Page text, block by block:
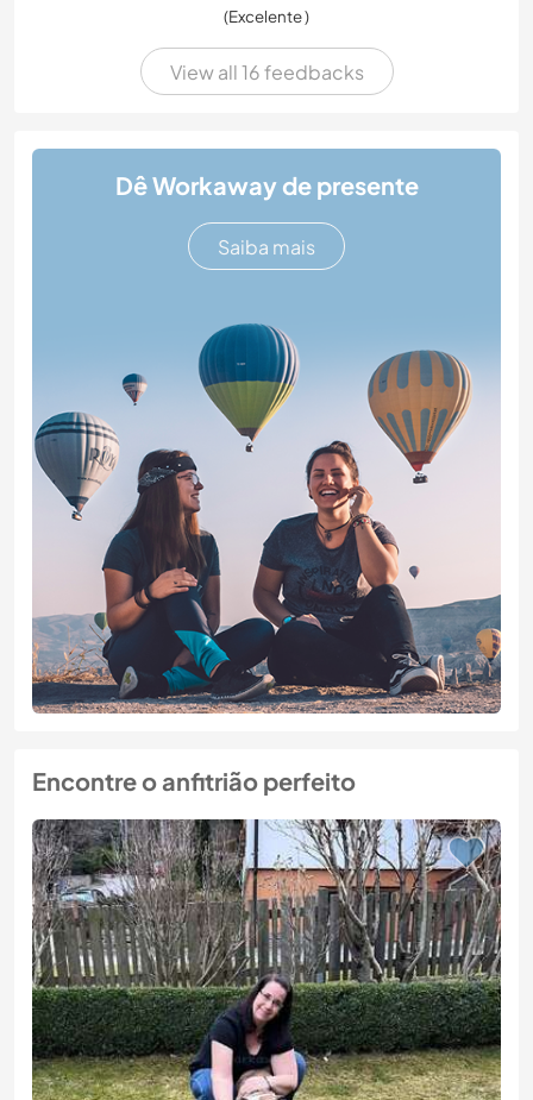
(Excelente )
View all 16 feedbacks
Dê Workaway de presente
Saiba mais
Encontre o anfitrião perfeito